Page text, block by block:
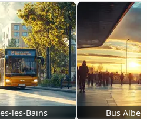
les-Bains Bus